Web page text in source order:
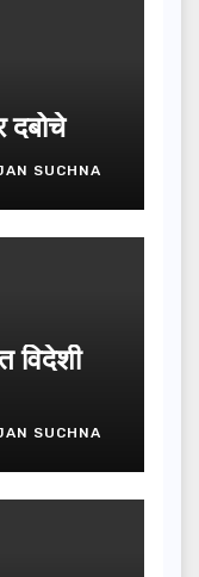
दबोचे
SUCHNA
विदेशी
SUCHNA